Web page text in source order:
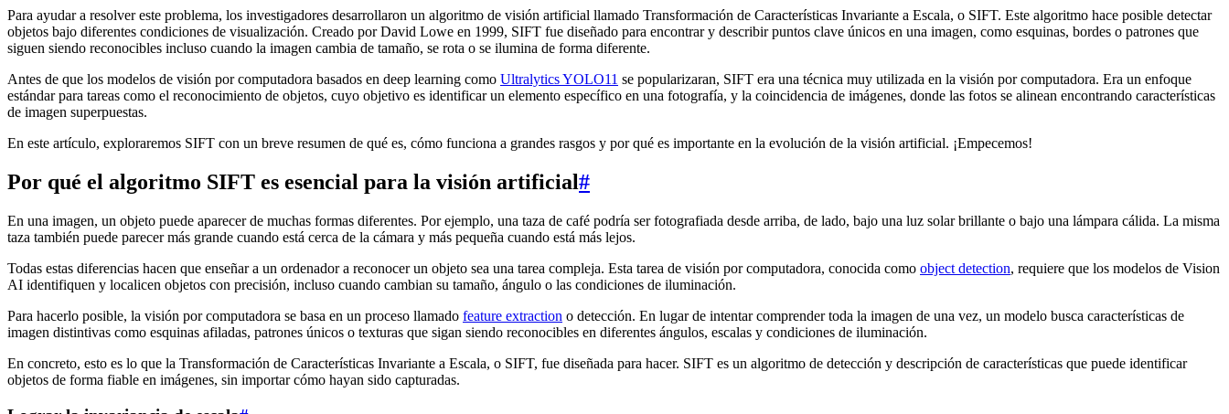
Para ayudar a resolver este problema, los investigadores desarrollaron un algoritmo de visión artificial llamado Transformación de Características Invariante a Escala, o SIFT. Este algoritmo hace posible detectar
objetos bajo diferentes condiciones de visualización. Creado por David Lowe en 1999, SIFT fue diseñado para encontrar y describir puntos clave únicos en una imagen, como esquinas, bordes o patrones que
siguen siendo reconocibles incluso cuando la imagen cambia de tamaño, se rota o se ilumina de forma diferente.
Antes de que los modelos de visión por computadora basados en deep learning como Ultralytics YOLO11 se popularizaran, SIFT era una técnica muy utilizada en la visión por computadora. Era un enfoque
estándar para tareas como el reconocimiento de objetos, cuyo objetivo es identificar un elemento específico en una fotografía, y la coincidencia de imágenes, donde las fotos se alinean encontrando características
de imagen superpuestas.
En este artículo, exploraremos SIFT con un breve resumen de qué es, cómo funciona a grandes rasgos y por qué es importante en la evolución de la visión artificial. ¡Empecemos!
Por qué el algoritmo SIFT es esencial para la visión artificial#
En una imagen, un objeto puede aparecer de muchas formas diferentes. Por ejemplo, una taza de café podría ser fotografiada desde arriba, de lado, bajo una luz solar brillante o bajo una lámpara cálida. La misma
taza también puede parecer más grande cuando está cerca de la cámara y más pequeña cuando está más lejos.
Todas estas diferencias hacen que enseñar a un ordenador a reconocer un objeto sea una tarea compleja. Esta tarea de visión por computadora, conocida como object detection, requiere que los modelos de Vision
AI identifiquen y localicen objetos con precisión, incluso cuando cambian su tamaño, ángulo o las condiciones de iluminación.
Para hacerlo posible, la visión por computadora se basa en un proceso llamado feature extraction o detección. En lugar de intentar comprender toda la imagen de una vez, un modelo busca características de
imagen distintivas como esquinas afiladas, patrones únicos o texturas que sigan siendo reconocibles en diferentes ángulos, escalas y condiciones de iluminación.
En concreto, esto es lo que la Transformación de Características Invariante a Escala, o SIFT, fue diseñada para hacer. SIFT es un algoritmo de detección y descripción de características que puede identificar
objetos de forma fiable en imágenes, sin importar cómo hayan sido capturadas.